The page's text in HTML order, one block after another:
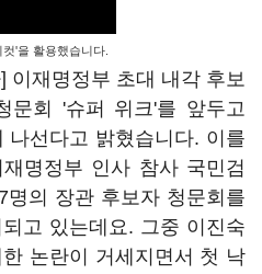
'을 활용했습니다.
이재명정부 초대 내각 후보
문회 '슈퍼 위크'를 앞두고
나선다고 밝혔습니다. 이를
명정부 인사 참사 국민검
명의 장관 후보자 청문회를
고 있는데요. 그중 이진숙
논란이 거세지면서 첫 낙